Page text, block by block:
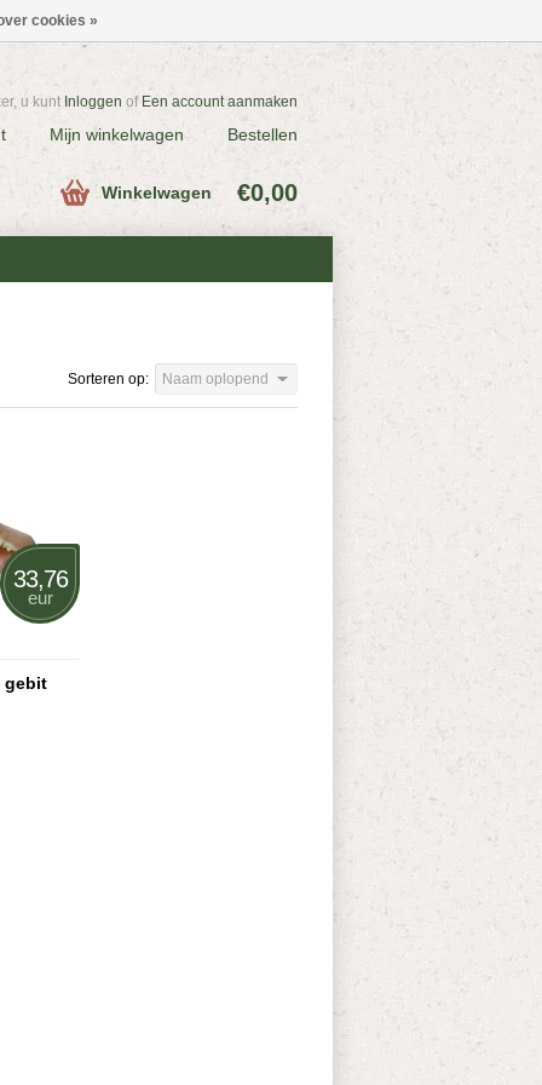
u kunt Inloggen of Een account aanmaken
Mijn winkelwagen Bestellen
Winkelwagen €0,00
Sorteren op: Naam oplopend
33,76
eur
gebit
cookies »